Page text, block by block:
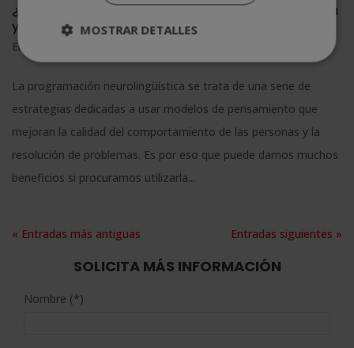
¿En qué consiste la programación neurolingüística
y cómo aplicarla?
Ene 5, 2026
La programación neurolingüística se trata de una serie de
estrategias dedicadas a usar modelos de pensamiento que
mejoran la calidad del comportamiento de las personas y la
resolución de problemas. Es por eso que puede darnos muchos
beneficios si procuramos utilizarla...
« Entradas más antiguas Entradas siguientes »
SOLICITA MÁS INFORMACIÓN
Nombre (*)
MOSTRAR DETALLES